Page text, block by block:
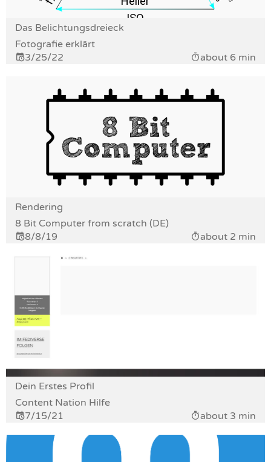
Das Belichtungsdreieck
Fotografie erklärt
3/25/22
about 6 min
Rendering
8 Bit Computer from scratch (DE)
8/8/19
about 2 min
Dein Erstes Profil
Content Nation Hilfe
7/15/21
about 3 min